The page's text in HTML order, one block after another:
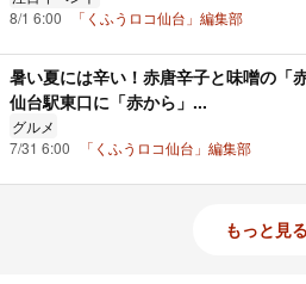
8/1 6:00
「くふうロコ仙台」編集部
暑い夏には辛い！赤唐辛子と味噌の「
仙台駅東口に「赤から」...
グルメ
7/31 6:00
「くふうロコ仙台」編集部
もっと見る